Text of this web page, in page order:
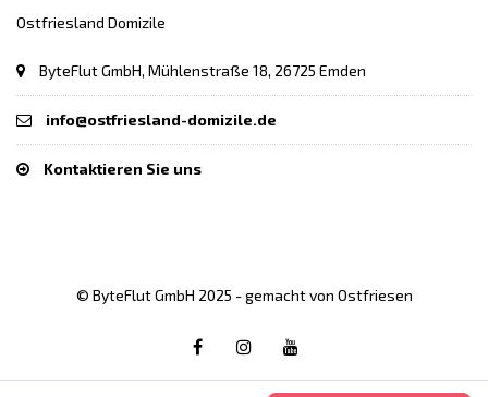
Ostfriesland Domizile
ByteFlut GmbH, Mühlenstraße 18, 26725 Emden
info@ostfriesland-domizile.de
Kontaktieren Sie uns
© ByteFlut GmbH 2025 - gemacht von Ostfriesen